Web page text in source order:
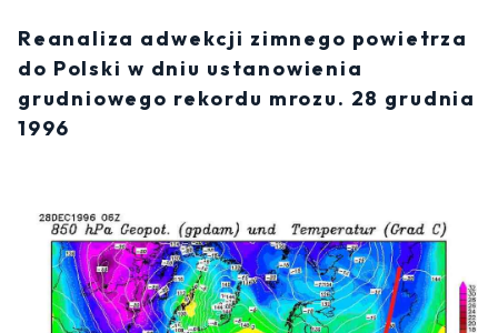
Reanaliza adwekcji zimnego powietrza
do Polski w dniu ustanowienia
grudniowego rekordu mrozu. 28 grudnia
1996